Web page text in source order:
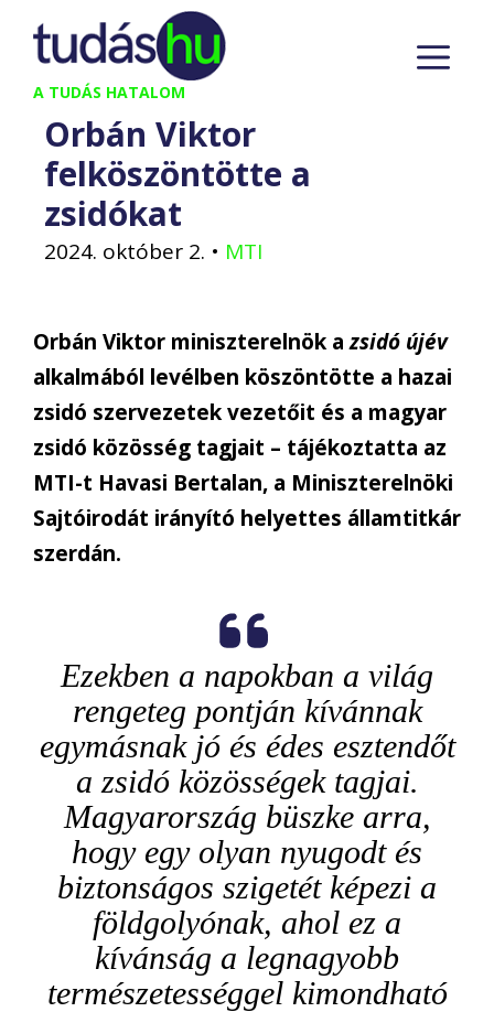
Kilépés
tartalomba
A TUDÁS HATALOM
Orbán Viktor
felköszöntötte a
zsidókat
2024. október 2. • MTI
Orbán Viktor miniszterelnök azsidó újév
alkalmából levélben köszöntötte a hazai
zsidó szervezetek vezetőit és a magyar
zsidó közösség tagjait – tájékoztatta az
MTI-t Havasi Bertalan, a Miniszterelnöki
Sajtóirodát irányító helyettes államtitkár
szerdán.
Ezekben a napokban a világ
rengeteg pontján kívánnak
egymásnak jó és édes esztendőt
a zsidó közösségek tagjai.
Magyarország büszke arra,
hogy egy olyan nyugodt és
biztonságos szigetét képezi a
földgolyónak, ahol ez a
kívánság a legnagyobb
természetességgel kimondható